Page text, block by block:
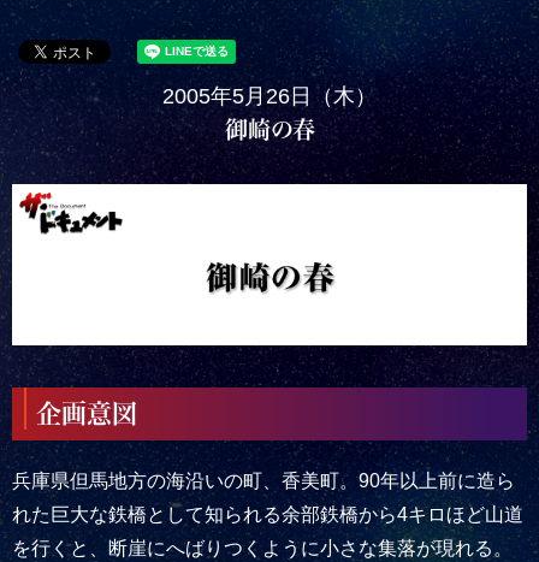
2005年5月26日（木）
御崎の春
企画意図
兵庫県但馬地方の海沿いの町、香美町。90年以上前に造ら
れた巨大な鉄橋として知られる余部鉄橋から4キロほど山道
を行くと、断崖にへばりつくように小さな集落が現れる。